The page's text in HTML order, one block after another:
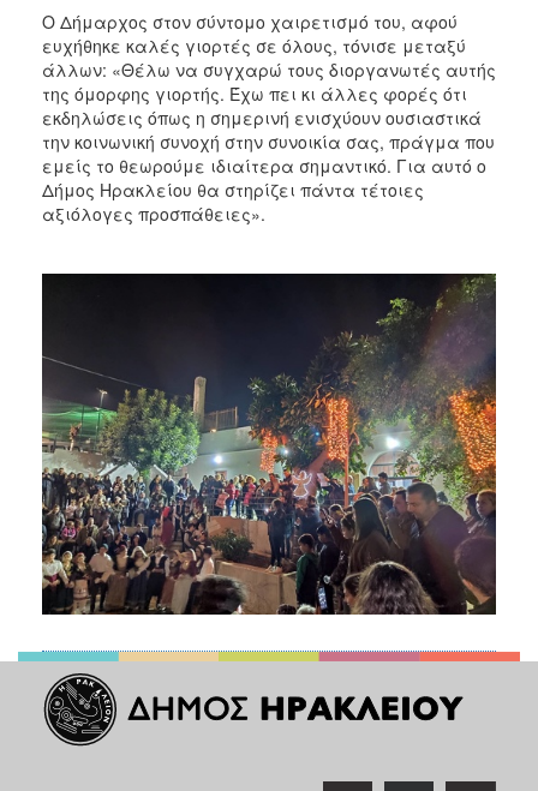
Ο Δήμαρχος στον σύντομο χαιρετισμό του, αφού
ευχήθηκε καλές γιορτές σε όλους, τόνισε μεταξύ
άλλων: «Θέλω να συγχαρώ τους διοργανωτές αυτής
της όμορφης γιορτής. Έχω πει κι άλλες φορές ότι
εκδηλώσεις όπως η σημερινή ενισχύουν ουσιαστικά
την κοινωνική συνοχή στην συνοικία σας, πράγμα που
εμείς το θεωρούμε ιδιαίτερα σημαντικό. Για αυτό ο
Δήμος Ηρακλείου θα στηρίζει πάντα τέτοιες
αξιόλογες προσπάθειες».